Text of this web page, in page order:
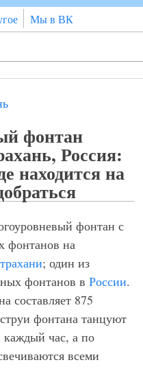
Мы в ВК
фонтан
Россия:
находится на
фонтан с
фонтанов на
; один из
фонтанов в России.
составляет 875
фонтана танцуют
каждый час, а по
всеми